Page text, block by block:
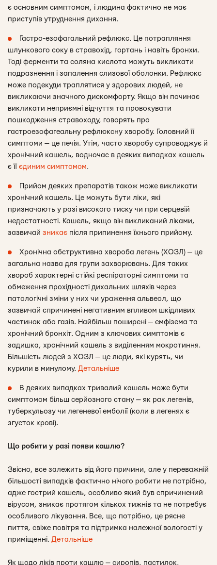
є основним симптомом, і людина фактично не має
приступів утруднення дихання.
Гастро-езофагальний рефлюкс. Це потрапляння
шлункового соку в стравохід, гортань і навіть бронхи.
Тоді ферменти та соляна кислота можуть викликати
подразнення і запалення слизової оболонки. Рефлюкс
може подекуди траплятися у здорових людей, не
викликаючи значного дискомфорту. Якщо він починає
викликати неприємні відчуття та провокувати
пошкодження стравоходу, говорять про
гастроезофагеальну рефлюксну хворобу. Головний її
симптоми — це печія. Утім, часто хворобу супроводжує й
хронічний кашель, водночас в деяких випадках кашель
є її єдиним симптомом.
Прийом деяких препаратів також може викликати
хронічний кашель. Це можуть бути ліки, які
призначають у разі високого тиску чи при серцевій
недостатності. Кашель, якщо він викликаний ліками,
зазвичай зникає після припинення їхнього прийому.
Хронічна обструктивна хвороба легень (ХОЗЛ) — це
загальна назва для групи захворювань. Для таких
хвороб характерні стійкі респіраторні симптоми та
обмеження прохідності дихальних шляхів через
патологічні зміни у них чи ураження альвеол, що
зазвичай спричинені негативним впливом шкідливих
частинок або газів. Найбільш поширені — емфізема та
хронічний бронхіт. Одним з ключових симптомів є
задишка, хронічний кашель з виділенням мокротиння.
Більшість людей з ХОЗЛ — це люди, які курять, чи
курили в минулому. Детальніше
В деяких випадках тривалий кашель може бути
симптомом більш серйозного стану — як рак легенів,
туберкульозу чи легеневої емболії (коли в легенях є
згусток крові).
Що робити у разі появи кашлю?
Звісно, все залежить від його причини, але у переважній
більшості випадків фактично нічого робити не потрібно,
адже гострий кашель, особливо який був спричинений
вірусом, зникає протягом кількох тижнів та не потребує
особливого лікування. Все, що потрібно, це рясне
пиття, свіже повітря та підтримка належної вологості у
приміщенні. Детальніше
Як щодо ліків проти кашлю — сиропів, пастилок,